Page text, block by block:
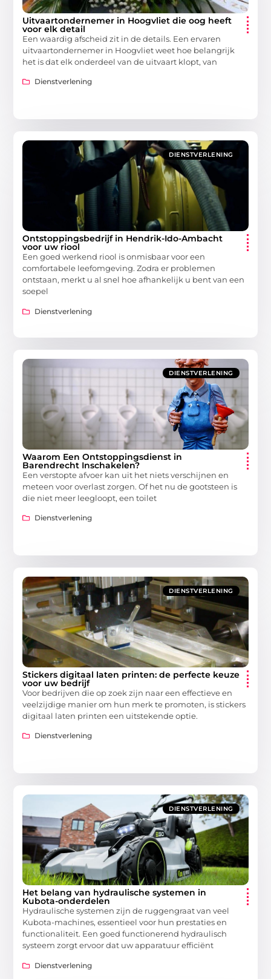
Uitvaartondernemer in Hoogvliet die oog heeft
voor elk detail
Een waardig afscheid zit in de details. Een ervaren
uitvaartondernemer in Hoogvliet weet hoe belangrijk
het is dat elk onderdeel van de uitvaart klopt, van
Dienstverlening
DIENSTVERLENING
Ontstoppingsbedrijf in Hendrik-Ido-Ambacht
voor uw riool
Een goed werkend riool is onmisbaar voor een
comfortabele leefomgeving. Zodra er problemen
ontstaan, merkt u al snel hoe afhankelijk u bent van een
soepel
Dienstverlening
DIENSTVERLENING
Waarom Een Ontstoppingsdienst in
Barendrecht Inschakelen?
Een verstopte afvoer kan uit het niets verschijnen en
meteen voor overlast zorgen. Of het nu de gootsteen is
die niet meer leegloopt, een toilet
Dienstverlening
DIENSTVERLENING
Stickers digitaal laten printen: de perfecte keuze
voor uw bedrijf
Voor bedrijven die op zoek zijn naar een effectieve en
veelzijdige manier om hun merk te promoten, is stickers
digitaal laten printen een uitstekende optie.
Dienstverlening
DIENSTVERLENING
Het belang van hydraulische systemen in
Kubota-onderdelen
Hydraulische systemen zijn de ruggengraat van veel
Kubota-machines, essentieel voor hun prestaties en
functionaliteit. Een goed functionerend hydraulisch
systeem zorgt ervoor dat uw apparatuur efficiënt
Dienstverlening